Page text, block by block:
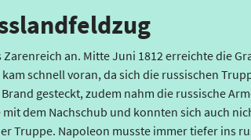
an. Mitte Juni 1812 erreichte die
schnell voran, da sich die russischen
gesteckt, zudem nahm die russische
dem Nachschub und konnten sich auch
Truppe. Napoleon musste immer tiefer ins